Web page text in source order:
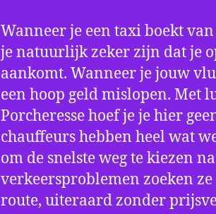
Wanneer je een taxi boekt
je natuurlijk zeker zijn dat je
aankomt. Wanneer je jouw
een hoop geld mislopen. Met
Porcheresse hoef je je hier
chauffeurs hebben heel wat
om de snelste weg te kiezen
verkeersproblemen zoeken
route, uiteraard zonder